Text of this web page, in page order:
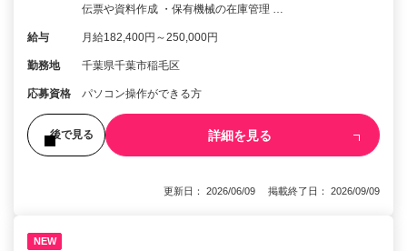
伝票や資料作成 ・保有機械の在庫管理 …
給与 月給182,400円～250,000円
勤務地 千葉県千葉市稲毛区
応募資格 パソコン操作ができる方
後で見る 詳細を見る
更新日： 2026/06/09 掲載終了日： 2026/09/09
NEW